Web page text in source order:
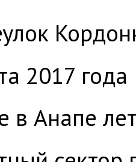
2017 года
в Анапе